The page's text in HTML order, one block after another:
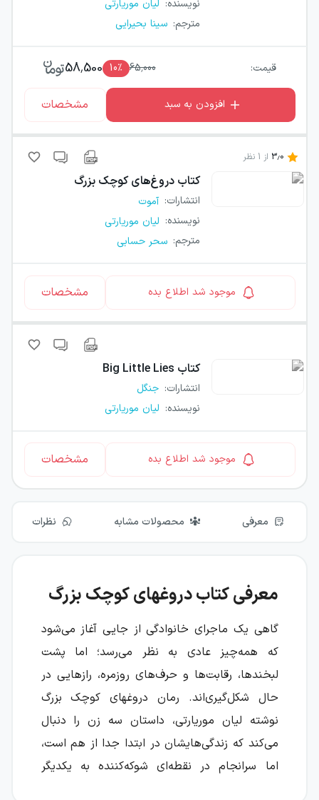
نویسنده: لیان موریارتی
مترجم: سینا بحیرایی
قیمت: 65,000
10٪ 58,500
افزودن به سبد مشخصات
3.0 از 1 نظر
کتاب دروغ‌های کوچک بزرگ
انتشارات: آموت
نویسنده: لیان موریارتی
مترجم: سحر حسابی
موجود شد اطلاع بده مشخصات
کتاب Big Little Lies
انتشارات: جنگل
نویسنده: لیان موریارتی
موجود شد اطلاع بده مشخصات
معرفی محصولات مشابه نظرات
معرفی کتاب دروغ‎های کوچک بزرگ
گاهی یک ماجرای خانوادگی از جایی آغاز می‌شود
که همه‌چیز عادی به نظر می‌رسد؛ اما پشت
لبخندها، رقابت‌ها و حرف‌های روزمره، رازهایی در
حال شکل‌گیری‌اند. رمان دروغ‎های کوچک بزرگ
نوشته لیان موریارتی، داستان سه زن را دنبال
می‌کند که زندگی‌هایشان در ابتدا جدا از هم است،
اما سرانجام در نقطه‌ای شوکه‌کننده به یکدیگر